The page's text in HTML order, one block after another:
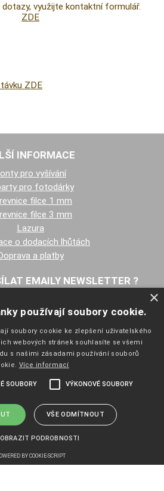
využijte kontaktní formulář.
ZDE
ZDE
INFORMACE
pro vyšívání
pro fotodárky
filce 1 mm
filce 3 mm
Lazura
o dodacích lhůtách
a platby
EMAILY NEWSLETTER ?
NAVIGACE
Úvodní strana
Nákupní košík
podmínky
informace
od smlouvy
×
používají soubory cookie.
soubory cookie ke zlepšení uživatelského
webových stránek souhlasíte se všemi
s našimi zásadami používání souborů
Více informací
SOUBORY VÝKONOVÉ SOUBORY
VŠE ODMÍTNOUT
PODROBNOSTI
BY COOKIE-SCRIPT